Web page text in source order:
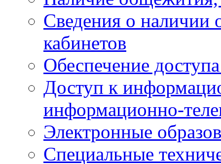
Сведения о наличии
кабинетов
Обеспечение
Доступ к
информационно-
Электронные
Специальные